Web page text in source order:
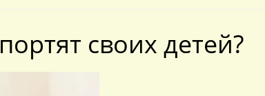
своих детей?